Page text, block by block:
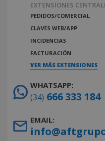
EXTENSIONES
PEDIDOS/COMERCIAL
CLAVES WEB/APP
INCIDENCIAS
FACTURACIÓN
VER MÁS EXTENSIONES
WHATSAPP:
(34) 666 333 184
EMAIL: